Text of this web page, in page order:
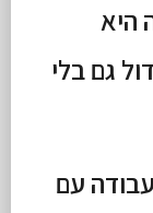
היא
גם בלי
עם